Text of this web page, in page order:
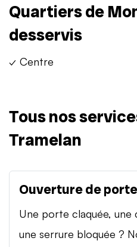
Quartiers de
desservis
✓ Centre
Tous nos
Tramelan
Ouverture de
Une porte claquée, une
une serrure bloquée ?